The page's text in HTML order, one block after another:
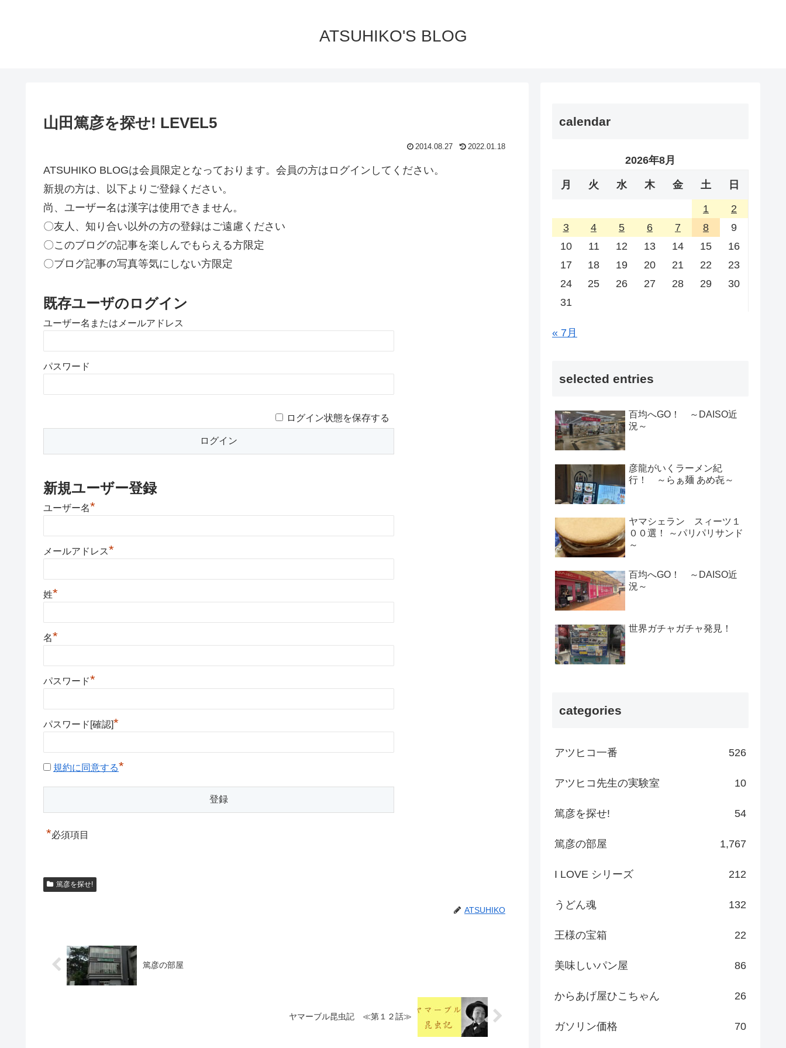
ATSUHIKO'S BLOG
山田篤彦を探せ! LEVEL5
2014.08.27 2022.01.18
ATSUHIKO BLOGは会員限定となっております。会員の方はログインしてください。
新規の方は、以下よりご登録ください。
尚、ユーザー名は漢字は使用できません。
〇友人、知り合い以外の方の登録はご遠慮ください
〇このブログの記事を楽しんでもらえる方限定
〇ブログ記事の写真等気にしない方限定
既存ユーザのログイン
ユーザー名またはメールアドレス
パスワード
ログイン状態を保存する
新規ユーザー登録
ユーザー名*
メールアドレス*
姓*
名*
パスワード*
パスワード[確認]*
規約に同意する*
*必須項目
篤彦を探せ!
ATSUHIKO
篤彦の部屋
ヤマーブル昆虫記 ≪第１２話≫
calendar
2026年8月
月 火 水 木 金 土 日
1
2
3
4 5 6 7 8
9
10
11 12 13 14 15
16
17
18 19 20 21 22
23
24
25 26 27 28 29
30
31
« 7月
selected entries
百均へGO！ ～DAISO近
況～
彦龍がいくラーメン紀
行！ ～らぁ麺 あめ㐂～
ヤマシェラン スィーツ１
００選！ ～パリパリサンド
～
百均へGO！ ～DAISO近
況～
世界ガチャガチャ発見！
categories
アツヒコ一番 526
アツヒコ先生の実験室 10
篤彦を探せ! 54
篤彦の部屋 1,767
I LOVE シリーズ 212
うどん魂 132
王様の宝箱 22
美味しいパン屋 86
からあげ屋ひこちゃん 26
ガソリン価格 70